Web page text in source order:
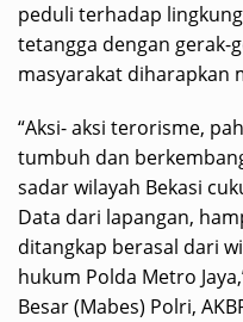
peduli terhadap
tetangga dengan gerak-
masyarakat diharapkan
“Aksi- aksi terorisme,
tumbuh dan
sadar wilayah Bekasi
Data dari lapangan,
ditangkap berasal dari
hukum Polda Metro
Besar (Mabes) Polri,